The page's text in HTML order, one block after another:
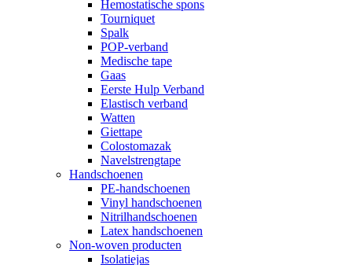
Hemostatische spons
Tourniquet
Spalk
POP-verband
Medische tape
Gaas
Eerste Hulp Verband
Elastisch verband
Watten
Giettape
Colostomazak
Navelstrengtape
Handschoenen
PE-handschoenen
Vinyl handschoenen
Nitrilhandschoenen
Latex handschoenen
Non-woven producten
Isolatiejas